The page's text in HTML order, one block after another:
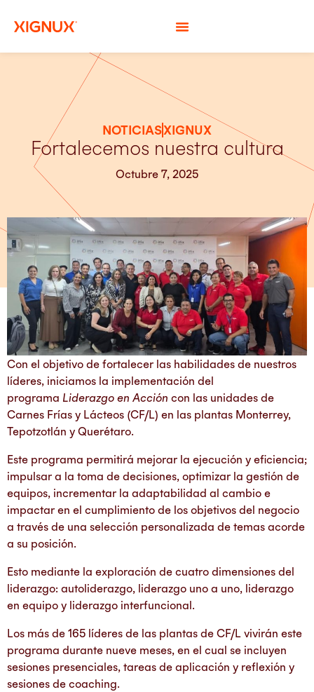
NOTICIASXIGNUX
Fortalecemos nuestra cultura
Octubre 7, 2025
Con el objetivo de fortalecer las habilidades de nuestros
líderes, iniciamos la implementación del
programa Liderazgo en Acción con las unidades de
Carnes Frías y Lácteos (CF/L) en las plantas Monterrey,
Tepotzotlán y Querétaro.
Este programa permitirá mejorar la ejecución y eficiencia;
impulsar a la toma de decisiones, optimizar la gestión de
equipos, incrementar la adaptabilidad al cambio e
impactar en el cumplimiento de los objetivos del negocio
a través de una selección personalizada de temas acorde
a su posición.
Esto mediante la exploración de cuatro dimensiones del
liderazgo: autoliderazgo, liderazgo uno a uno, liderazgo
en equipo y liderazgo interfuncional.
Los más de 165 líderes de las plantas de CF/L vivirán este
programa durante nueve meses, en el cual se incluyen
sesiones presenciales, tareas de aplicación y reflexión y
sesiones de coaching.